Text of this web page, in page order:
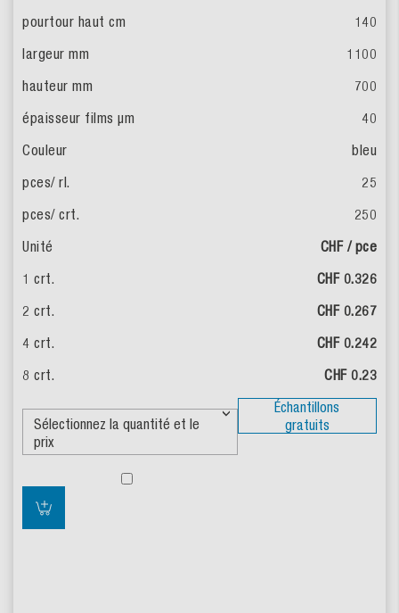
140
1100
700
40
bleu
25
250
CHF / pce
CHF 0.326
CHF 0.267
CHF 0.242
CHF 0.23
Échantillons
gratuits